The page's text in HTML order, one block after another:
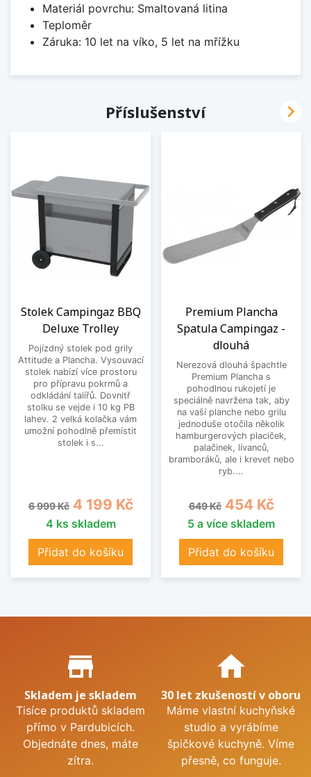
Materiál povrchu: Smaltovaná litina
Teploměr
Záruka: 10 let na víko, 5 let na mřížku
Příslušenství
Stolek Campingaz BBQ
Deluxe Trolley
Pojízdný stolek pod grily
Attitude a Plancha. Vysouvací
stolek nabízí více prostoru
pro přípravu pokrmů a
odkládání talířů. Dovnitř
stolku se vejde i 10 kg PB
lahev. 2 velká kolačka vám
umožní pohodlně přemístit
stolek i s...
Běžná cena
6 999 Kč Cena
4 199 Kč
4 ks skladem
Přidat do košíku
Premium Plancha
Spatula Campingaz -
dlouhá
Nerezová dlouhá špachtle
Premium Plancha s
pohodlnou rukojetí je
speciálně navržena tak, aby
na vaší planche nebo grilu
jednoduše otočila několik
hamburgerových placiček,
palačinek, lívanců,
bramboráků, ale i krevet nebo
ryb....
Běžná cena
649 Kč Cena
454 Kč
5 a více skladem
Přidat do košíku

Proč nakupovat u nás?
store_mall_directory
Skladem je skladem
Tisíce produktů skladem
přímo v Pardubicích.
Objednáte dnes, máte
zítra.
home
30 let zkušeností v oboru
Máme vlastní kuchyňské
studio a vyrábíme
špičkové kuchyně. Víme
přesně, co funguje.